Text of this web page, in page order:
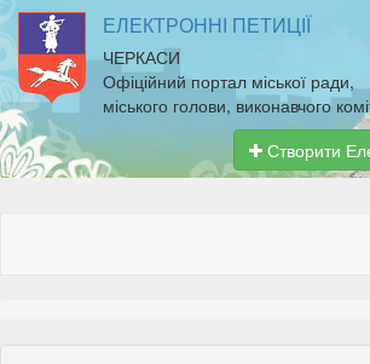
ЕЛЕКТРОННІ ПЕТИЦІЇ
ЧЕРКАСИ
Офіційний портал міської ради,
міського голови, виконавчого
Створити